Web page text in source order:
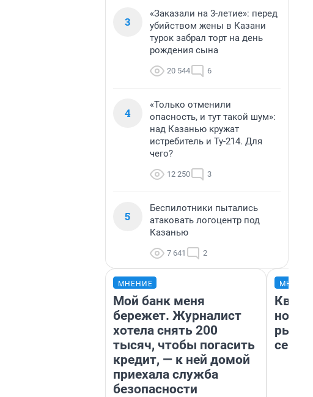
3
«Заказали на 3-летие»: перед
убийством жены в Казани
турок забрал торт на день
рождения сына
20 544 6
4
«Только отменили
опасность, и тут такой шум»:
над Казанью кружат
истребитель и Ту-214. Для
чего?
12 250 3
5
Беспилотники пытались
атаковать логоцентр под
Казанью
7 641 2
МНЕНИЕ
Мой банк меня
бережет. Журналист
хотела снять 200
тысяч, чтобы погасить
кредит, — к ней домой
приехала служба
безопасности
но